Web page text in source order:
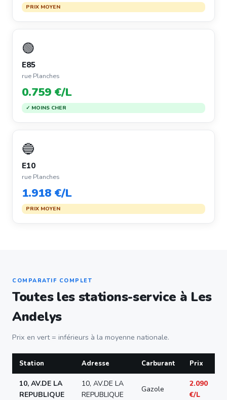
PRIX MOYEN
🟢
E85
rue Planches
0.759 €/L
✓ MOINS CHER
🔵
E10
rue Planches
1.918 €/L
PRIX MOYEN
COMPARATIF COMPLET
Toutes les stations-service à Les
Andelys
Prix en vert = inférieurs à la moyenne nationale.
Station Adresse Carburant Prix
10, AV.DE LA
REPUBLIQUE
10, AV.DE LA
REPUBLIQUE
Gazole
2.090
€/L